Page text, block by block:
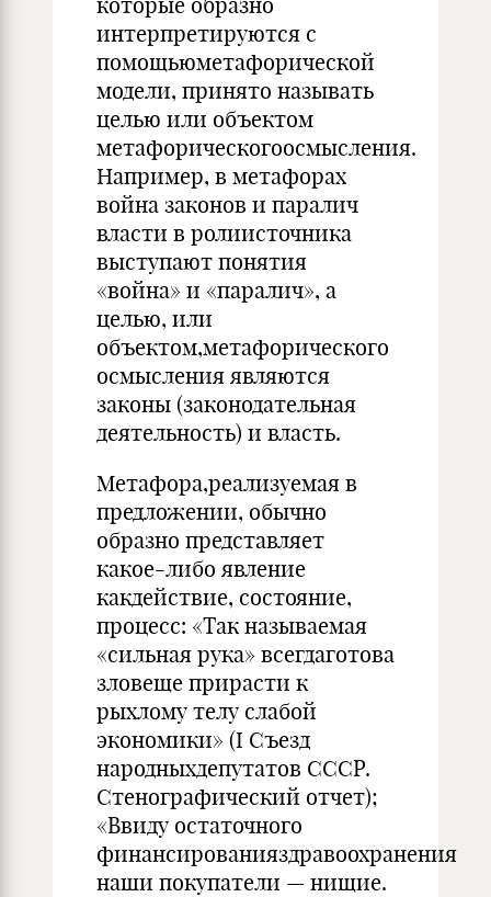
интерпретируются с
помощьюметафорической
модели, принято называть
целью или объектом
метафорическогоосмысления.
Например, в метафорах
война законов и паралич
власти в ролиисточника
выступают понятия
«война» и «паралич», а
целью, или
объектом,метафорического
осмысления являются
законы (законодательная
деятельность) и власть.
Метафора,реализуемая в
предложении, обычно
образно представляет
какое-либо явление
какдействие, состояние,
процесс: «Так называемая
«сильная рука» всегдаготова
зловеще прирасти к
рыхлому телу слабой
экономики» (I Съезд
народныхдепутатов СССР.
Стенографический отчет);
«Ввиду остаточного
финансированияздравоохранения
наши покупатели — нищие.